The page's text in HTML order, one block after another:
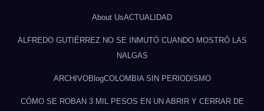
About UsACTUALIDAD
ALFREDO GUTIÉRREZ NO SE INMUTÓ CUANDO MOSTRÓ LAS
NALGAS
ARCHIVOBlogCOLOMBIA SIN PERIODISMO
CÓMO SE ROBAN 3 MIL PESOS EN UN ABRIR Y CERRAR DE